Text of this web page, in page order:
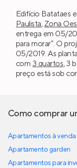
Edifício Batataes
Paulista, Zona
entrega em 05/
para morar”. O
05/2019. As
com 3 quartos, 3
preço está sob
Como comprar
Apartamentos à
Apartamento garden
Apartamentos para